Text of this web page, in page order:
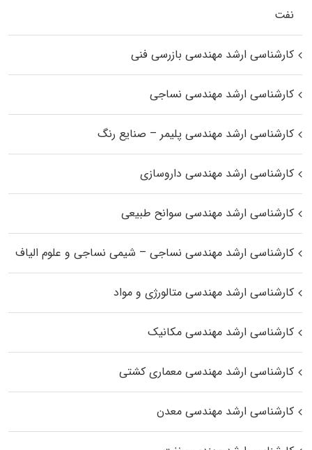
نفت
کارشناسی ارشد مهندسی بازرسی فنی
کارشناسی ارشد مهندسی نساجی
کارشناسی ارشد مهندسی پلیمر – صنایع رنگ
کارشناسی ارشد مهندسی داروسازی
کارشناسی ارشد مهندسی سوانح طبیعی
کارشناسی ارشد مهندسی نساجی – شیمی نساجی و علوم الیاف
کارشناسی ارشد مهندسی متالورژی و مواد
کارشناسی ارشد مهندسی مکانیک
کارشناسی ارشد مهندسی معماری کشتی
کارشناسی ارشد مهندسی معدن